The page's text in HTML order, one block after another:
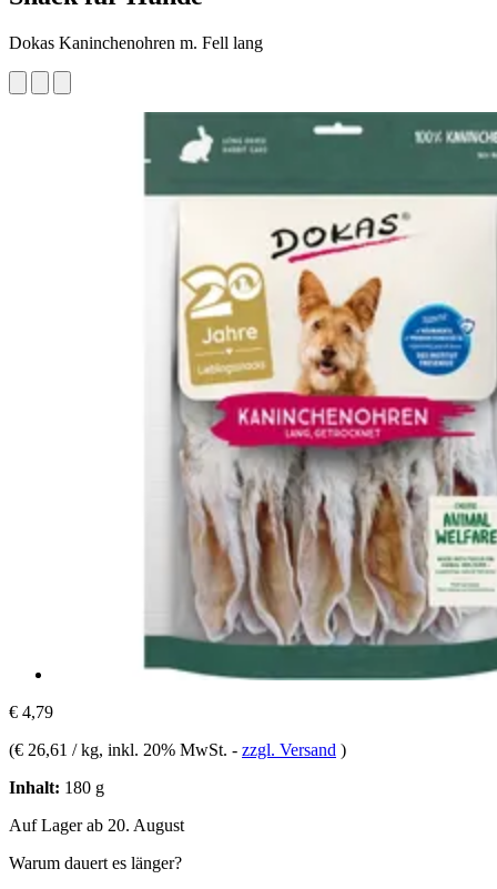
Dokas Kaninchenohren m. Fell lang
€ 4,79
(€ 26,61 / kg, inkl. 20% MwSt. - zzgl. Versand )
Inhalt: 180 g
Auf Lager ab 20. August
Warum dauert es länger?